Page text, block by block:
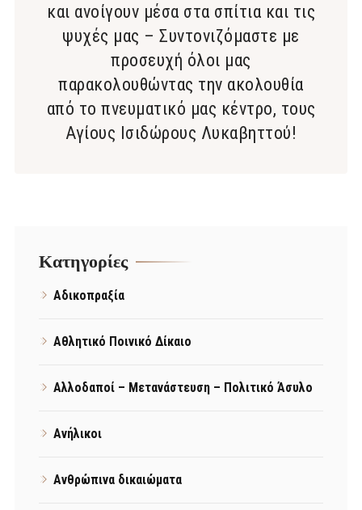
και ανοίγουν μέσα στα σπίτια και τις
ψυχές μας – Συντονιζόμαστε με
προσευχή όλοι μας
παρακολουθώντας την ακολουθία
από το πνευματικό μας κέντρο, τους
Αγίους Ισιδώρους Λυκαβηττού!
Kατηγορίες
Αδικοπραξία
Αθλητικό Ποινικό Δίκαιο
Αλλοδαποί – Μετανάστευση – Πολιτικό Άσυλο
Ανήλικοι
Ανθρώπινα δικαιώματα